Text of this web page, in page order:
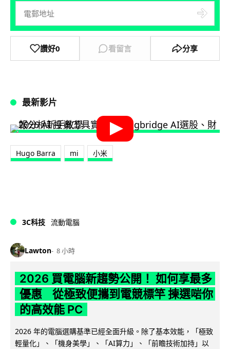
讚好0 看留言 分享
最新影片
Hugo Barra mi 小米
3C科技 流動電腦
Lawton 8 小時
2026 買電腦新趨勢公開！ 如何享最多
優惠 從極致便攜到電競標竿 揀選啱你
的高效能 PC
2026 年的電腦選購基準已經全面升級。除了基本效能，「極致
輕量化」、「機身美學」、「AI算力」、「前瞻技術加持」以